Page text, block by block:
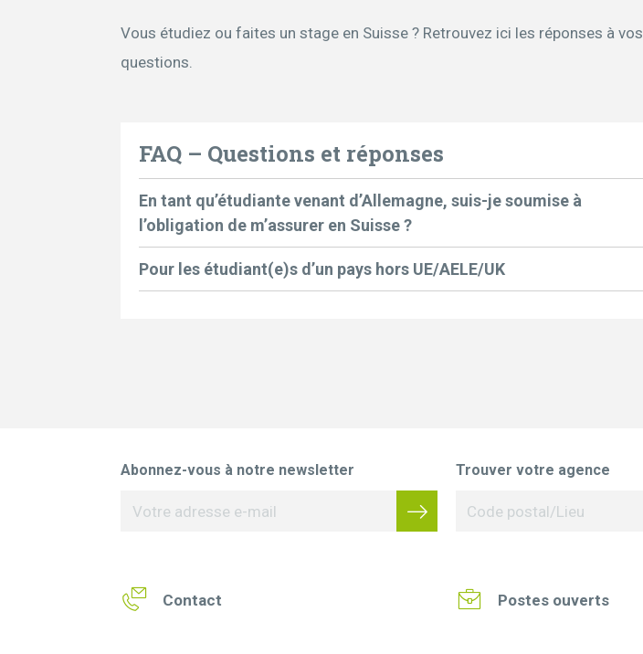
Vous étudiez ou faites un stage en Suisse ? Retrouvez ici les réponses à vos
questions.
FAQ – Questions et réponses
En tant qu’étudiante venant d’Allemagne, suis-je soumise à
l’obligation de m’assurer en Suisse ?
Pour les étudiant(e)s d’un pays hors UE/AELE/UK
Abonnez-vous à notre newsletter Trouver votre agence
Contact Postes ouverts